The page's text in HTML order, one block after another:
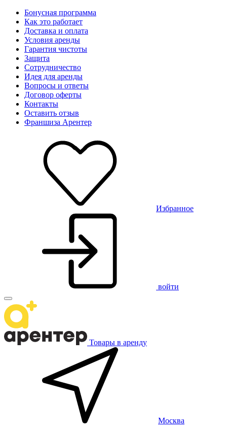
Бонусная программа
Как это работает
Доставка и оплата
Условия аренды
Гарантия чистоты
Защита
Сотрудничество
Идея для аренды
Вопросы и ответы
Договор оферты
Контакты
Оставить отзыв
Франшиза Арентер
Избранное
войти
Товары в аренду
Москва